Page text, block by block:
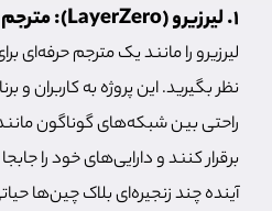
1. لیرزیرو (LayerZero): مترجم بلاک چین‌ها
لیرزیرو را مانند یک مترجم حرفه‌ای
نظر بگیرید. این پروژه به کاربران و
راحتی بین شبکه‌های گوناگون مانند
برقرار کنند و دارایی‌های خود را
آینده چند زنجیره‌ای بلاک چین‌ها